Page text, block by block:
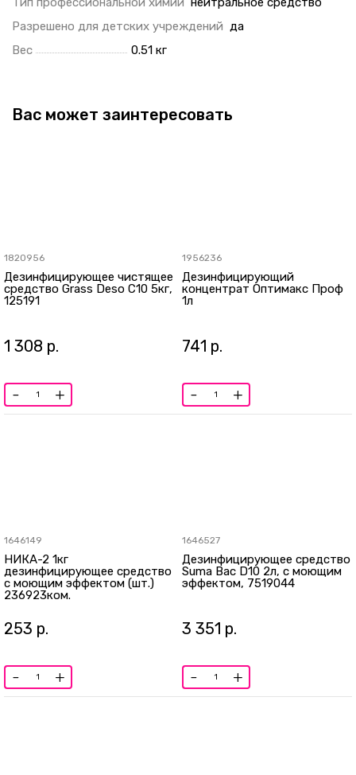
Разрешено для детских учреждений да
Вес
0.51 кг
Вас может заинтересовать
1820956
Дезинфицирующее чистящее
средство Grass Deso С10 5кг,
125191
1 308 р.
- +
1956236
Дезинфицирующий
концентрат Оптимакс Проф
1л
741 р.
- +
1646149
НИКА-2 1кг
дезинфицирующее средство
с моющим эффектом (шт.)
236923ком.
253 р.
- +
1646527
Дезинфицирующее средство
Suma Bac D10 2л, с моющим
эффектом, 7519044
3 351 р.
- +